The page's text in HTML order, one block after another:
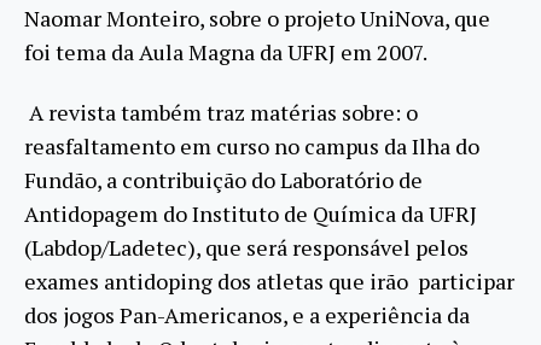
Naomar Monteiro, sobre o projeto UniNova, que
foi tema da Aula Magna da UFRJ em 2007.
A revista também traz matérias sobre: o
reasfaltamento em curso no campus da Ilha do
Fundão, a contribuição do Laboratório de
Antidopagem do Instituto de Química da UFRJ
(Labdop/Ladetec), que será responsável pelos
exames antidoping dos atletas que irão participar
dos jogos Pan-Americanos, e a experiência da